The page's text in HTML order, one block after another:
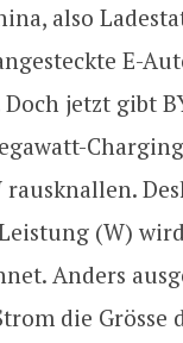
also
E-
jetzt gibt
rausknallen.
(W)
Anders
die Grösse